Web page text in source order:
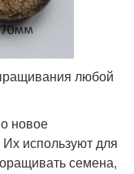
любой
новое
используют для
семена,